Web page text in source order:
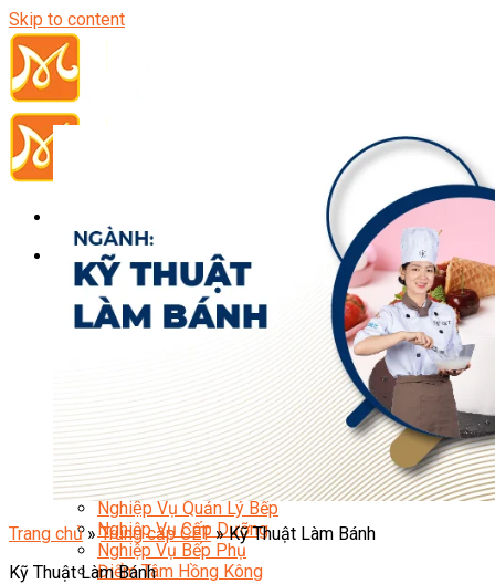
Skip to content
Đầu Bếp
Bếp Trưởng Điều Hành
Nghiệp Vụ Bếp Trưởng
Nghiệp Vụ Bếp Quốc Tế
Nghiệp Vụ Bếp Trưởng Bếp Việt
Nghiệp Vụ Bếp Trưởng Bếp Âu
Nghiệp Vụ Bếp Trưởng Bếp Á
Nghiệp Vụ Bếp Trưởng Bếp Nhật
Nghiệp Vụ Bếp Trưởng Bếp Hoa
Nghiệp Vụ Bếp Hàn
Nghiệp Vụ Bếp Thái
Nghiệp Vụ Bếp Chay
Nghiệp Vụ Quản Lý Bếp
Nghiệp Vụ Cấp Dưỡng
Nghiệp Vụ Bếp Phụ
Điểm Tâm Hồng Kông
Trang chủ » Trung cấp CET » Kỹ Thuật Làm Bánh
Kỹ Thuật Làm Bánh